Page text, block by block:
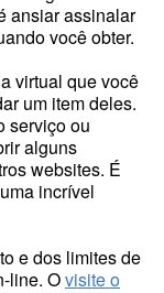
ansiar assinalar
você obter.
virtual que você
um item deles.
serviço ou
alguns
websites. É
incrível
e dos limites de
line. Ovisite o